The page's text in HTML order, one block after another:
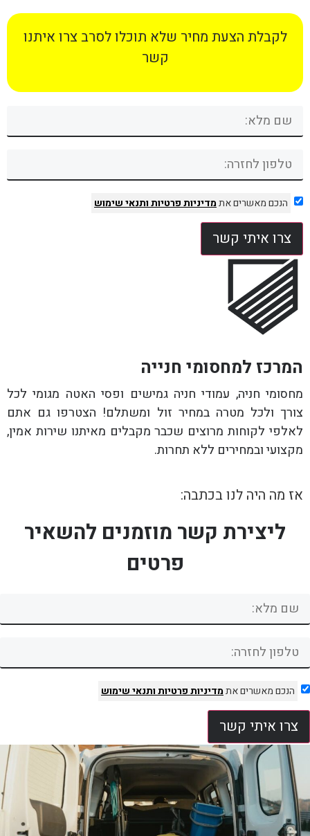
לקבלת הצעת מחיר שלא תוכלו לסרב צרו איתנו
קשר
הנכם מאשרים אתמדיניות פרטיותותנאי שימוש
צרו איתי קשר
המרכז למחסומי חנייה
מחסומי חניה, עמודי חניה גמישים ופסי האטה מגומי לכל
צורך ולכל מטרה במחיר זול ומשתלם! הצטרפו גם אתם
לאלפי לקוחות מרוצים שכבר מקבלים מאיתנו שירות אמין,
מקצועי ובמחירים ללא תחרות.
אז מה היה לנו בכתבה:
ליצירת קשר מוזמנים להשאיר
פרטים
הנכם מאשרים אתמדיניות פרטיותותנאי שימוש
צרו איתי קשר